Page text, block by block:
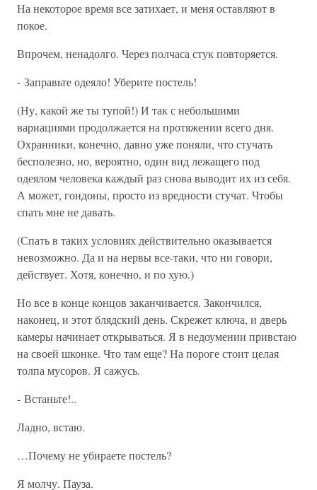
На некоторое время все затихает, и меня оставляют в
покое.
Впрочем, ненадолго. Через полчаса стук повторяется.
- Заправьте одеяло! Уберите постель!
(Ну, какой же ты тупой!) И так с небольшими
вариациями продолжается на протяжении всего дня.
Охранники, конечно, давно уже поняли, что стучать
бесполезно, но, вероятно, один вид лежащего под
одеялом человека каждый раз снова выводит их из себя.
А может, гондоны, просто из вредности стучат. Чтобы
спать мне не давать.
(Спать в таких условиях действительно оказывается
невозможно. Да и на нервы все-таки, что ни говори,
действует. Хотя, конечно, и по хую.)
Но все в конце концов заканчивается. Закончился,
наконец, и этот блядский день. Скрежет ключа, и дверь
камеры начинает открываться. Я в недоумении привстаю
на своей шконке. Что там еще? На пороге стоит целая
толпа мусоров. Я сажусь.
- Встаньте!..
Ладно, встаю.
…Почему не убираете постель?
Я молчу. Пауза.